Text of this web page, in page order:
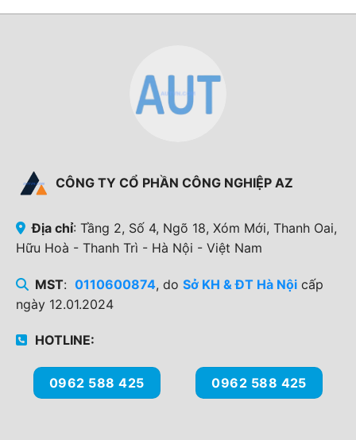
CÔNG TY CỔ PHẦN CÔNG NGHIỆP AZ
Địa chỉ: Tầng 2, Số 4, Ngõ 18, Xóm Mới, Thanh Oai,
Hữu Hoà - Thanh Trì - Hà Nội - Việt Nam
MST: 0110600874, do Sở KH & ĐT Hà Nộicấp
ngày 12.01.2024
HOTLINE:
0962 588 425 0962 588 425